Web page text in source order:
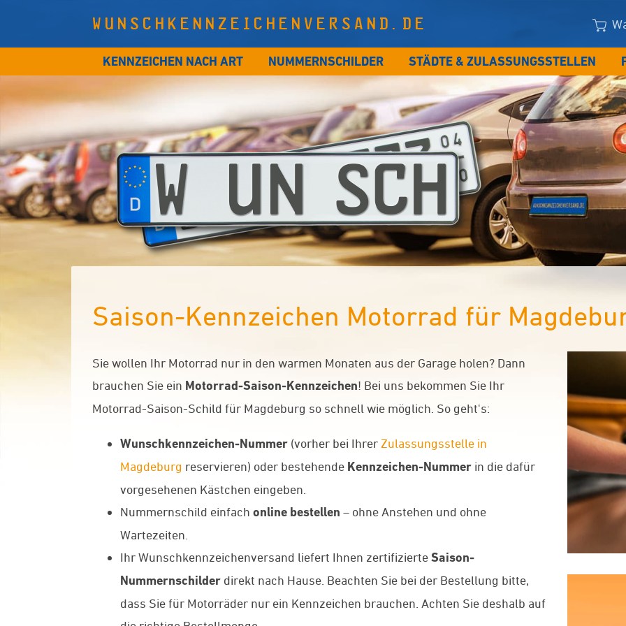
WUNSCHKENNZEICHENVERSAND.DE
KENNZEICHEN NACH ART NUMMERNSCHILDER STÄDTE & ZULASSUNGSSTELLEN
Saison-Kennzeichen Motorrad für
Sie wollen Ihr Motorrad nur in den warmen Monaten aus der Garage holen? Dann
brauchen Sie ein Motorrad-Saison-Kennzeichen! Bei uns bekommen Sie Ihr
Motorrad-Saison-Schild für Magdeburg so schnell wie möglich. So geht's:
Wunschkennzeichen-Nummer (vorher bei Ihrer Zulassungsstelle in
Magdeburg reservieren) oder bestehende Kennzeichen-Nummer in die dafür
vorgesehenen Kästchen eingeben.
Nummernschild einfach online bestellen – ohne Anstehen und ohne
Wartezeiten.
Ihr Wunschkennzeichenversand liefert Ihnen zertifizierte Saison-
Nummernschilder direkt nach Hause. Beachten Sie bei der Bestellung bitte,
dass Sie für Motorräder nur ein Kennzeichen brauchen. Achten Sie deshalb auf